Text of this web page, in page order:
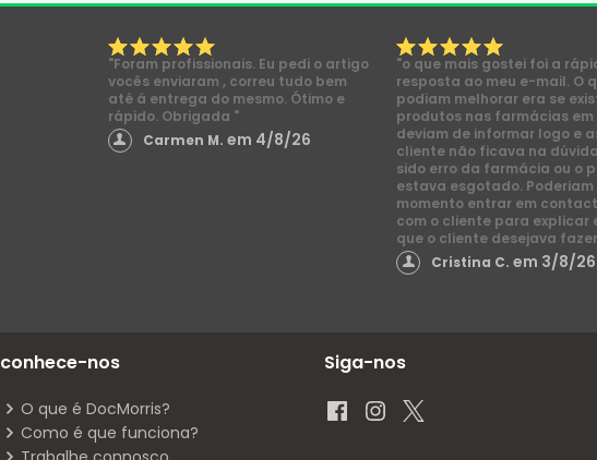
"Foram profissionais. Eu pedi o artigo
vocês enviaram , correu tudo bem
até á entrega do mesmo. Ótimo e
rápido. Obrigada "
Carmen M. em 4/8/26
"o que mais gostei foi a
resposta ao meu e-mail. O
podiam melhorar era se
produtos nas farmácias
deviam de informar logo e
cliente não ficava na
sido erro da farmácia ou o
estava esgotado. Poderiam
momento entrar em
com o cliente para explicar
que o cliente desejava
Cristina C.em 3/8/26
conhece-nos
O que é DocMorris?
Como é que funciona?
Siga-nos